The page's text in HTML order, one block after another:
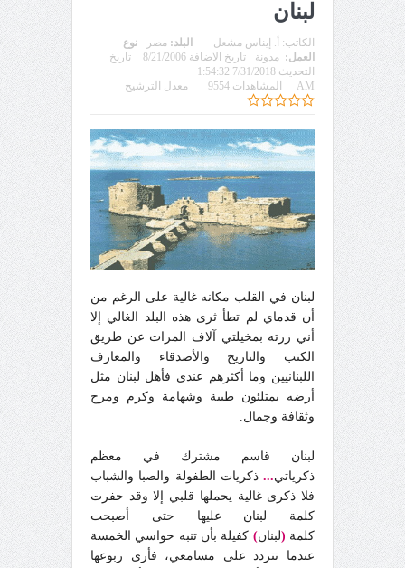
لبنان
الكاتب: أ. إيناس مشعل البلد: مصر
نوع
العمل: مدونة تاريخ الاضافة 8/21/2006
تاريخ
التحديث 7/31/2018 1:54:32
AM
المشاهدات 9554 معدل الترشيح
لبنان في القلب مكانه غالية على الرغم من
أن قدماي لم تطأ ثرى هذه البلد الغالي إلا
أني زرته بمخيلتي آلاف المرات عن طريق
الكتب والتاريخ والأصدقاء والمعارف
اللبنانيين وما أكثرهم عندي فأهل لبنان مثل
أرضه يمتلئون طيبة وشهامة وكرم ومرح
وثقافة وجمال.
لبنان قاسم مشترك في معظم
ذكرياتي... ذكريات الطفولة والصبا والشباب
فلا ذكرى غالية يحملها قلبي إلا وقد حفرت
كلمة لبنان عليها حتى أصبحت
كلمة (لبنان) كفيلة بأن تنبه حواسي الخمسة
عندما تتردد على مسامعي، فأرى ربوعها